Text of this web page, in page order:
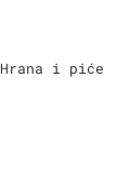
Hrana i piće